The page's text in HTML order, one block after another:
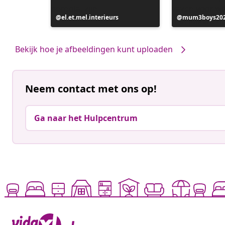
Bericht
gepubliceerd
el.et.mel.interieurs
Bericht
gepubliceerd
Bekijk hoe je afbeeldingen kunt uploaden
Neem contact met ons op!
Ga naar het Hulpcentrum